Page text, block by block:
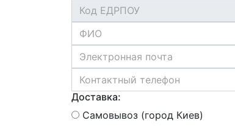
Доставка:
Самовывоз (город Киев)